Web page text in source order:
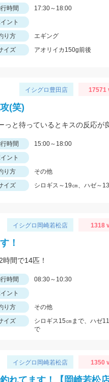
時間
17:30～18:00
ント
り方
エギング
イズ アオリイカ150g前後
イシグロ豊田店 17571
(笑)
時間
15:00～18:00
ント
り方
その他
イズ シロギス～19㎝、ハゼ～
イシグロ岡崎若松店 1318
！
間で14匹！
時間
08:30～10:30
ント
り方
その他
イズ
シロギス15㎝まで、ハゼ
で
イシグロ岡崎若松店 1350
れてます！【岡崎若松店